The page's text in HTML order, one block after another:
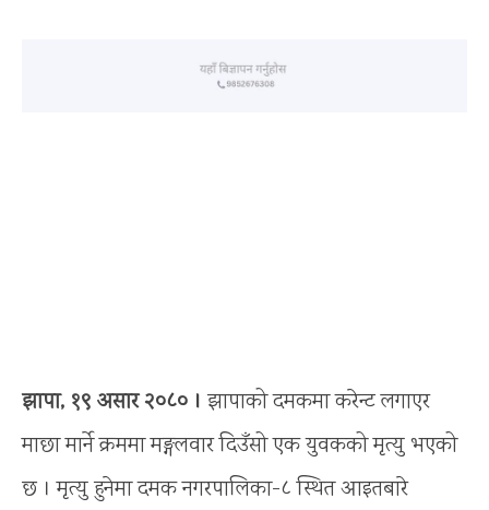
झापा, १९ असार २०८० । झापाको दमकमा करेन्ट लगाएर
माछा मार्ने क्रममा मङ्गलवार दिउँसो एक युवकको मृत्यु भएको
छ । मृत्यु हुनेमा दमक नगरपालिका-८ स्थित आइतबारे